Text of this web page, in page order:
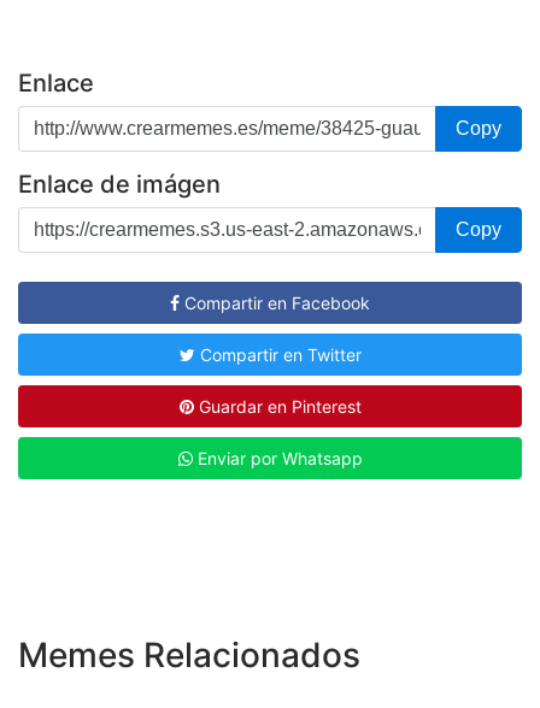
Enlace
Copy
Enlace de imágen
Copy
Compartir en Facebook
Compartir en Twitter
Guardar en Pinterest
Enviar por Whatsapp
Memes Relacionados